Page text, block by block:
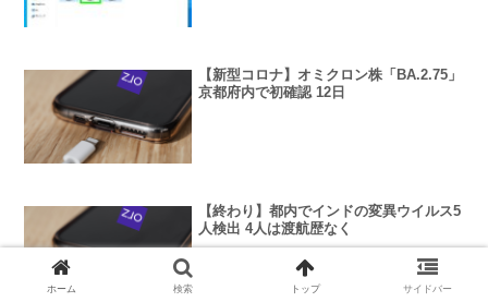
【新型コロナ】オミクロン株「BA.2.75」
京都府内で初確認 12日
【終わり】都内でインドの変異ウイルス5
人検出 4人は渡航歴なく
ホーム 検索 トップ サイドバー